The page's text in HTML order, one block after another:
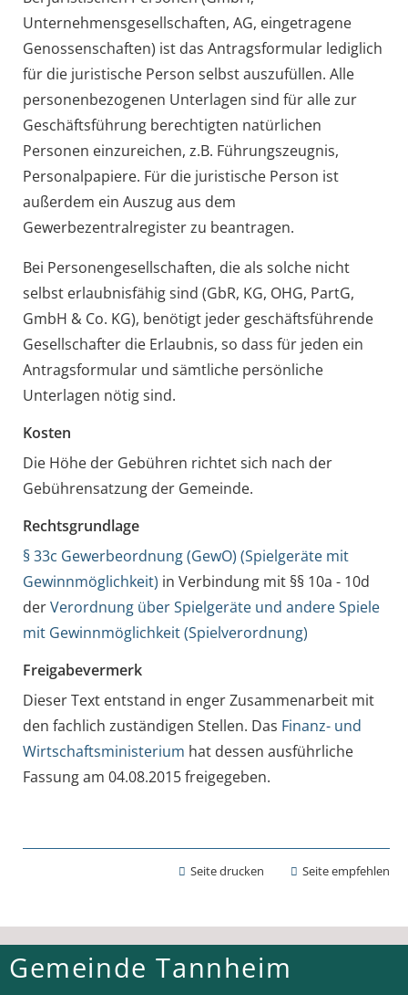
Unternehmensgesellschaften, AG, eingetragene
Genossenschaften) ist das Antragsformular lediglich
für die juristische Person selbst auszufüllen. Alle
personenbezogenen Unterlagen sind für alle zur
Geschäftsführung berechtigten natürlichen
Personen einzureichen, z.B. Führungszeugnis,
Personalpapiere. Für die juristische Person ist
außerdem ein Auszug aus dem
Gewerbezentralregister zu beantragen.
Bei Personengesellschaften, die als solche nicht
selbst erlaubnisfähig sind (GbR, KG, OHG, PartG,
GmbH & Co. KG), benötigt jeder geschäftsführende
Gesellschafter die Erlaubnis, so dass für jeden ein
Antragsformular und sämtliche persönliche
Unterlagen nötig sind.
Kosten
Die Höhe der Gebühren richtet sich nach der
Gebührensatzung der Gemeinde.
Rechtsgrundlage
§ 33c Gewerbeordnung (GewO) (Spielgeräte mit
Gewinnmöglichkeit) in Verbindung mit §§ 10a - 10d
derVerordnung über Spielgeräte und andere Spiele
mit Gewinnmöglichkeit (Spielverordnung)
Freigabevermerk
Dieser Text entstand in enger Zusammenarbeit mit
den fachlich zuständigen Stellen. Das Finanz- und
Wirtschaftsministerium hat dessen ausführliche
Fassung am 04.08.2015 freigegeben.
Seite drucken Seite empfehlen
Gemeinde Tannheim